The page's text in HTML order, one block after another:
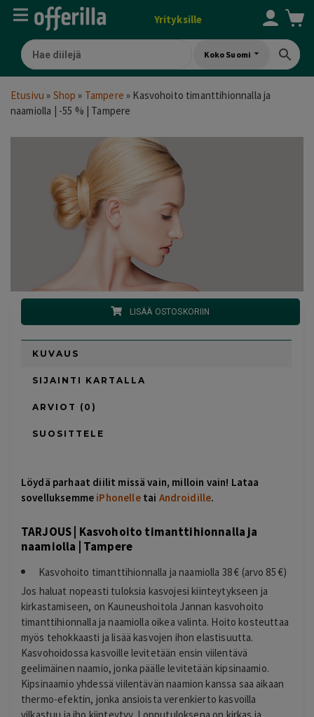
Yrityksille
Koko Suomi
Etusivu » Shop » Tampere » Kasvohoito timanttihionnalla ja
naamiolla | -55 % | Tampere
LISÄÄ OSTOSKORIIN
KUVAUS
SIJAINTI KARTALLA
ARVIOT (0)
SUOSITTELE
Löydä parhaat diilit missä vain, milloin vain! Lataa
sovelluksemme iPhonelletai Androidille.
TARJOUS | Kasvohoito timanttihionnalla ja
naamiolla | Tampere
Kasvohoito timanttihionnalla ja naamiolla 38 € (arvo 85 €)
Jos haluat nopeasti tuloksia kasvojesi kiinteytykseen ja
kirkastamiseen, on Kauneushoitola Jannan kasvohoito
timanttihionnalla ja naamiolla oikea valinta. Hoito kosteuttaa
myös tehokkaasti ja lisää kasvojen ihon elastisuutta.
Kasvohoidossa kasvoille levitetään ensin viilentävä
geelimäinen naamio, jonka päälle levitetään kipsinaamio.
Kipsinaamio yhdessä viilentävän naamion kanssa saa aikaan
thermo-efektin, jonka ansioista verenkierto kasvoilla
vilkastuu ja iho kiinteytyy. Lopputuloksena on kirkas ja